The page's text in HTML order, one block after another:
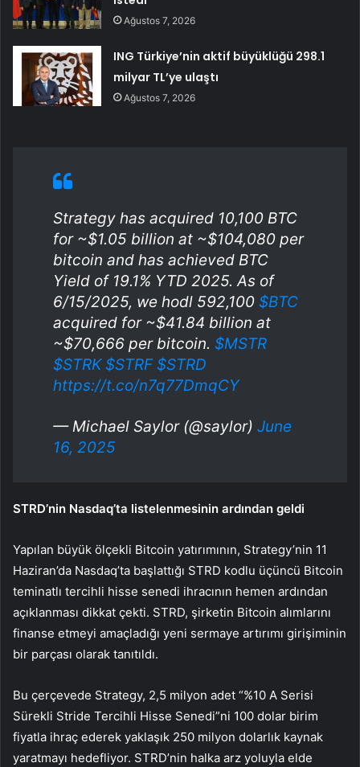
Ağustos 7, 2026
ING Türkiye’nin aktif büyüklüğü 298.1
milyar TL’ye ulaştı
Ağustos 7, 2026
Strategy has acquired 10,100 BTC
for ~$1.05 billion at ~$104,080 per
bitcoin and has achieved BTC
Yield of 19.1% YTD 2025. As of
6/15/2025, we hodl 592,100 $BTC
acquired for ~$41.84 billion at
~$70,666 per bitcoin. $MSTR
$STRK $STRF $STRD
https://t.co/n7q77DmqCY
— Michael Saylor (@saylor) June
16, 2025
STRD’nin Nasdaq’ta listelenmesinin ardından geldi
Yapılan büyük ölçekli Bitcoin yatırımının, Strategy’nin 11
Haziran’da Nasdaq’ta başlattığı STRD kodlu üçüncü Bitcoin
teminatlı tercihli hisse senedi ihracının hemen ardından
açıklanması dikkat çekti. STRD, şirketin Bitcoin alımlarını
finanse etmeyi amaçladığı yeni sermaye artırımı girişiminin
bir parçası olarak tanıtıldı.
Bu çerçevede Strategy, 2,5 milyon adet “%10 A Serisi
Sürekli Stride Tercihli Hisse Senedi”ni 100 dolar birim
fiyatla ihraç ederek yaklaşık 250 milyon dolarlık kaynak
yaratmayı hedefliyor. STRD’nin halka arz yoluyla elde